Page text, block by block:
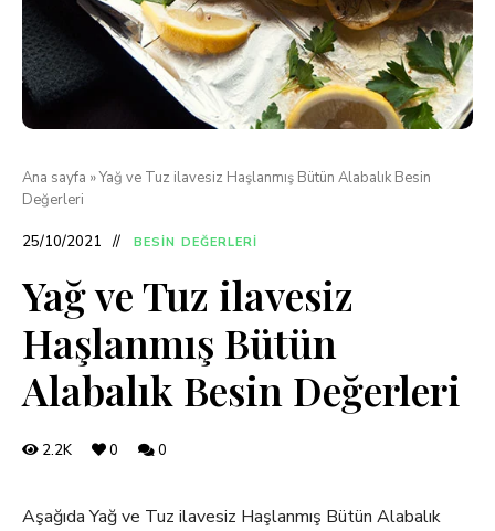
Ana sayfa »Yağ ve Tuz ilavesiz Haşlanmış Bütün Alabalık Besin
Değerleri
25/10/2021 BESIN DEĞERLERI
Yağ ve Tuz ilavesiz
Haşlanmış Bütün
Alabalık Besin Değerleri
2.2K 0 0
Aşağıda Yağ ve Tuz ilavesiz Haşlanmış Bütün Alabalık